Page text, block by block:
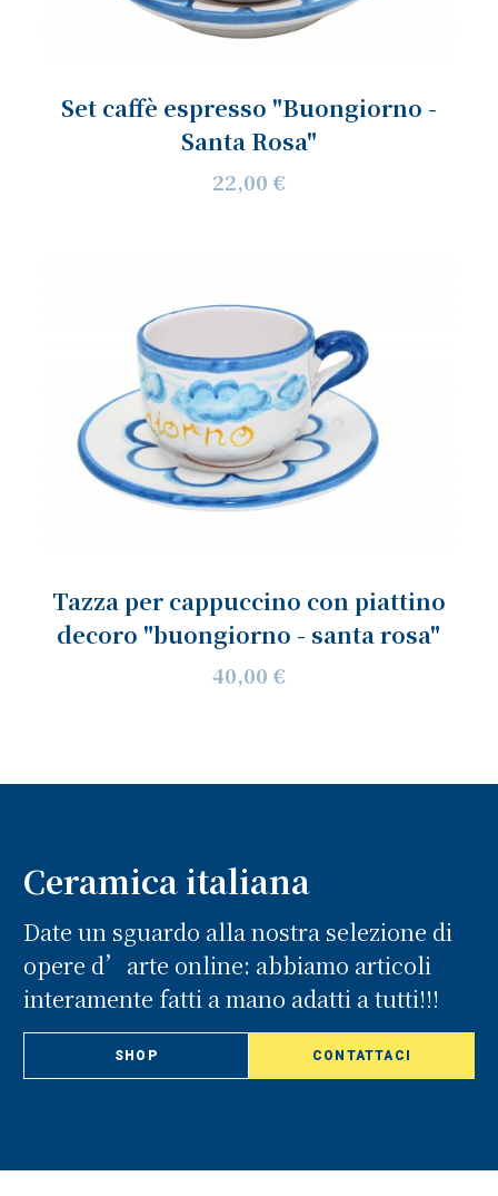
Set caffè espresso "Buongiorno -
Santa Rosa"
22,00 €
Tazza per cappuccino con piattino
decoro "buongiorno - santa rosa"
40,00 €
Ceramica italiana
Date un sguardo alla nostra selezione di
opere d’arte online: abbiamo articoli
interamente fatti a mano adatti a tutti!!!
SHOP CONTATTACI